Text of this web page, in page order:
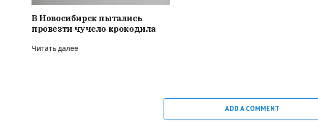
В Новосибирск пытались
провезти чучело крокодила
Читать далее
ADD A COMMENT